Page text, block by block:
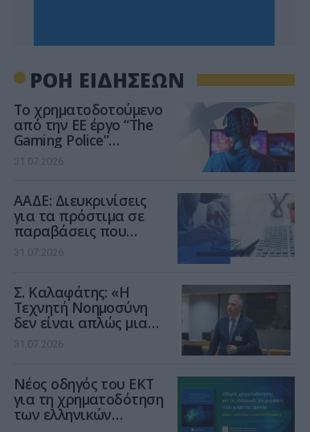
ΡΟΗ ΕΙΔΗΣΕΩΝ
Το χρηματοδοτούμενο
από την ΕΕ έργο “The
Gaming Police”
ενισχύει την ασφάλεια
των παιδιών στο
31.07.2026
ΑΑΔΕ: Διευκρινίσεις
για τα πρόστιμα σε
παραβάσεις που
αφορούν τους ΦΗΜ
31.07.2026
Σ. Καλαφάτης: «Η
Τεχνητή Νοημοσύνη
δεν είναι απλώς μια
νέα τεχνολογία, είναι
μια νέα βιομηχανική
31.07.2026
Νέος οδηγός του ΕΚΤ
για τη χρηματοδότηση
των ελληνικών